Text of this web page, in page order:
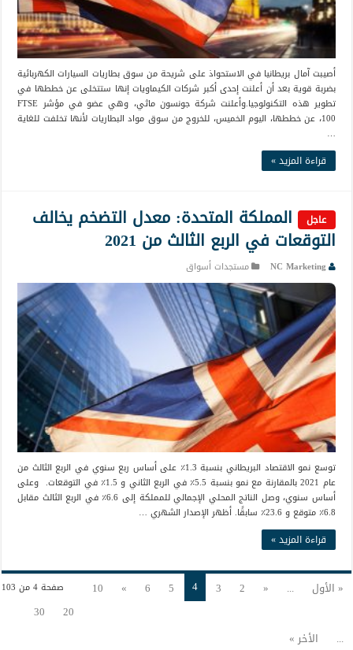
أصيبت آمال بريطانيا في الاستحواذ على شريحة من سوق بطاريات السيارات الكهربائية
بضربة قوية بعد أن أعلنت إحدى أكبر شركات الكيماويات إنها ستتخلى عن خططها في
تطوير هذه التكنولوجيا.وأعلنت شركة جونسون ماثي، وهي عضو في مؤشر FTSE
100، عن خططها، اليوم الخميس، للخروج من سوق مواد البطاريات لأنها تخلفت للغاية
…
قراءة المزيد »
عاجل المملكة المتحدة: معدل التضخم يخالف
التوقعات في الربع الثالث من 2021
NC Marketing مستجدات أسواق
توسع نمو الاقتصاد البريطاني بنسبة 1.3٪ على أساس ربع سنوي في الربع الثالث من
عام 2021 بالمقارنة مع نمو بنسبة 5.5٪ في الربع الثاني و 1.5٪ في التوقعات. وعلى
أساس سنوي، وصل الناتج المحلي الإجمالي للمملكة إلى 6.6٪ في الربع الثالث مقابل
6.8٪ متوقع و 23.6٪ سابقًا. أظهر الإصدار الشهري …
قراءة المزيد »
صفحة 4 من 103 « الأول ...
«
2
3
4
5
6
»
10
20
30
...
الأخر »